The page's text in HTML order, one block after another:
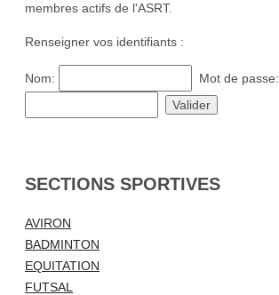
membres actifs de l'ASRT.
Renseigner vos identifiants :
Nom: Mot de passe:
SECTIONS SPORTIVES
AVIRON
BADMINTON
EQUITATION
FUTSAL